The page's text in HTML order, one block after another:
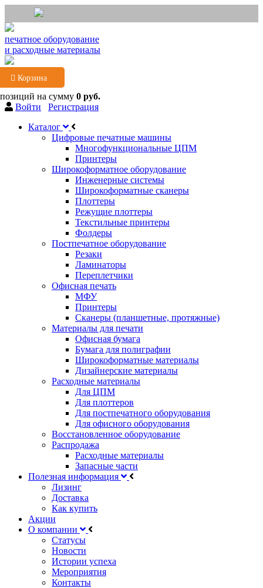
печатное оборудование
и расходные материалы
Корзина
на сумму 0 руб.
Войти
Регистрация
Каталог
Цифровые печатные машины
Многофункциональные ЦПМ
Принтеры
Широкоформатное оборудование
Инженерные системы
Широкоформатные сканеры
Плоттеры
Режущие плоттеры
Текстильные принтеры
Фолдеры
Постпечатное оборудование
Резаки
Ламинаторы
Переплетчики
Офисная печать
МФУ
Принтеры
Сканеры (планшетные, протяжные)
Материалы для печати
Офисная бумага
Бумага для полиграфии
Широкоформатные материалы
Дизайнерские материалы
Расходные материалы
Для ЦПМ
Для плоттеров
Для постпечатного оборудования
Для офисного оборудования
Восстановленное оборудование
Распродажа
Расходные материалы
Запасные части
Полезная информация
Лизинг
Доставка
Как купить
Акции
О компании
Статусы
Новости
Истории успеха
Мероприятия
Контакты